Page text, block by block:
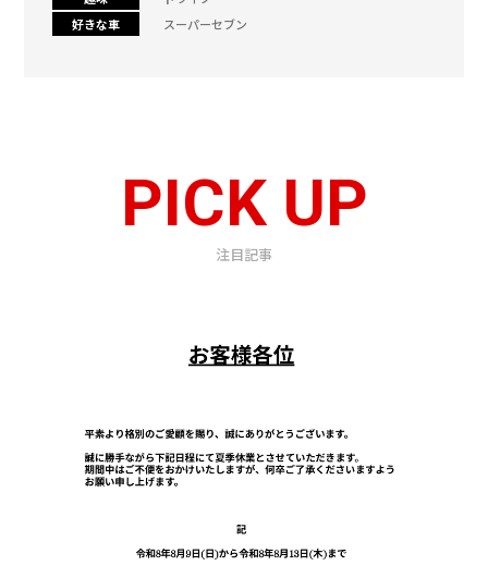
好きな車
スーパーセブン
PICK UP
注目記事